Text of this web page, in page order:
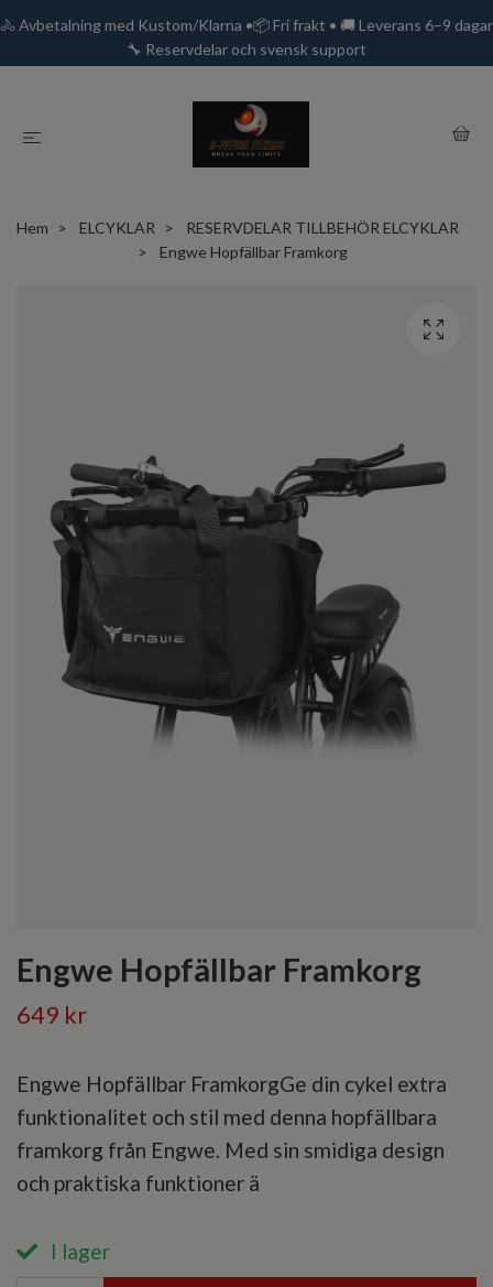
🚴 Avbetalning med Kustom/Klarna •📦 Fri frakt • 🚚 Leverans 6–9 dagar
🔧 Reservdelar och svensk support
Hem ELCYKLAR
RESERVDELAR TILLBEHÖR ELCYKLAR
Engwe Hopfällbar Framkorg
Engwe Hopfällbar Framkorg
649 kr
Engwe Hopfällbar FramkorgGe din cykel extra
funktionalitet och stil med denna hopfällbara
framkorg från Engwe. Med sin smidiga design
och praktiska funktioner ä
I lager